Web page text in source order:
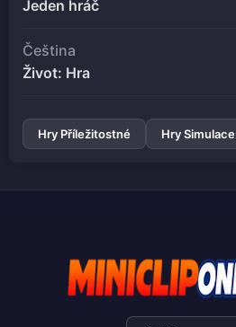
Jeden hráč
Čeština
Život: Hra
Hry Příležitostné Hry Simulace